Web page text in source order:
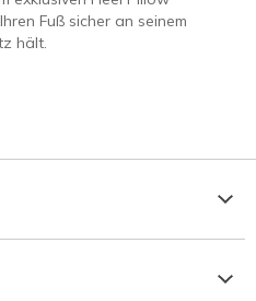
Fuß sicher an seinem
hält.